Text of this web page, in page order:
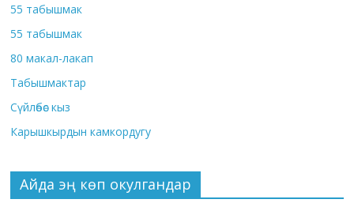
55 табышмак
55 табышмак
80 макал-лакап
Табышмактар
Сүйлөбөс кыз
Карышкырдын камкордугу
Айда эң көп окулгандар